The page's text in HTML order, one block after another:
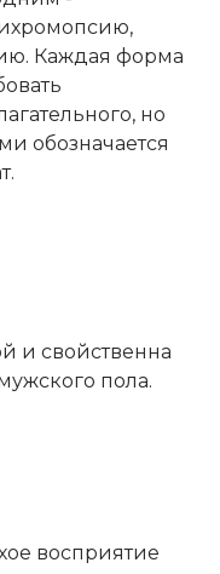
Каждая форма
но
и свойственна
она больше представителям мужского пола.
восприятие